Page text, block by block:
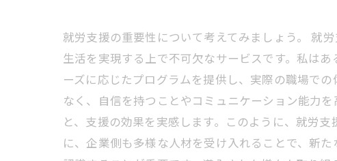
就労支援の重要性について考えてみましょう。 就
生活を実現する上で不可欠なサービスです。私は
ーズに応じたプログラムを提供し、実際の職場で
なく、自信を持つことやコミュニケーション能力
と、支援の効果を実感します。このように、就労
に、企業側も多様な人材を受け入れることで、新